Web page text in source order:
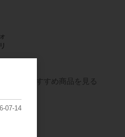
すべてのおすすめ商品を見る
07-14